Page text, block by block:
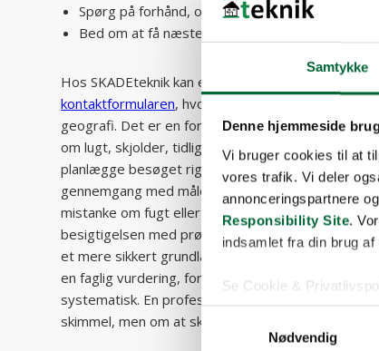
Samtykke
Denne hjemmeside
Vi bruger cookies til at
vores trafik. Vi deler
annonceringspartnere
Responsibility Site.
indsamlet fra din brug af
Se Cookie &
Nødvendig
Spørg på forhånd, om der kan blive behov for
Bed om at få næste skridt og forventet
Hos SKADEteknik kan en undersøgelse starte med
kontaktformularen, hvorefter sagen afgrænses ud
geografi. Det er en fordel at være konkret
om lugt, skjolder, tidligere vandskader eller
planlægge besøget rigtigt. Når teknikeren
gennemgang med måleinstrumenter og en
mistanke om fugt eller mikrobiel vækst. Hvis det
besigtigelsen med prøvetagning fra luft,
et mere sikkert grundlag for vurderingen. For
en faglig vurdering, fordi problemet ofte føles
systematisk. En professionel undersøgelse
skimmel, men om at skabe overblik, så man ikke